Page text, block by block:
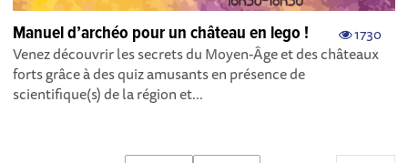
1730
Manuel d’archéo pour un château en lego !
Venez découvrir les secrets du Moyen-Âge et des châteaux
forts grâce à des quiz amusants en présence de
scientifique(s) de la région et...